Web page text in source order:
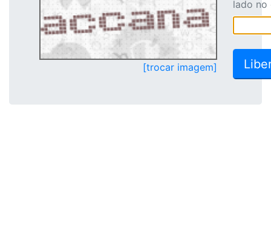
[trocar imagem]
lado no